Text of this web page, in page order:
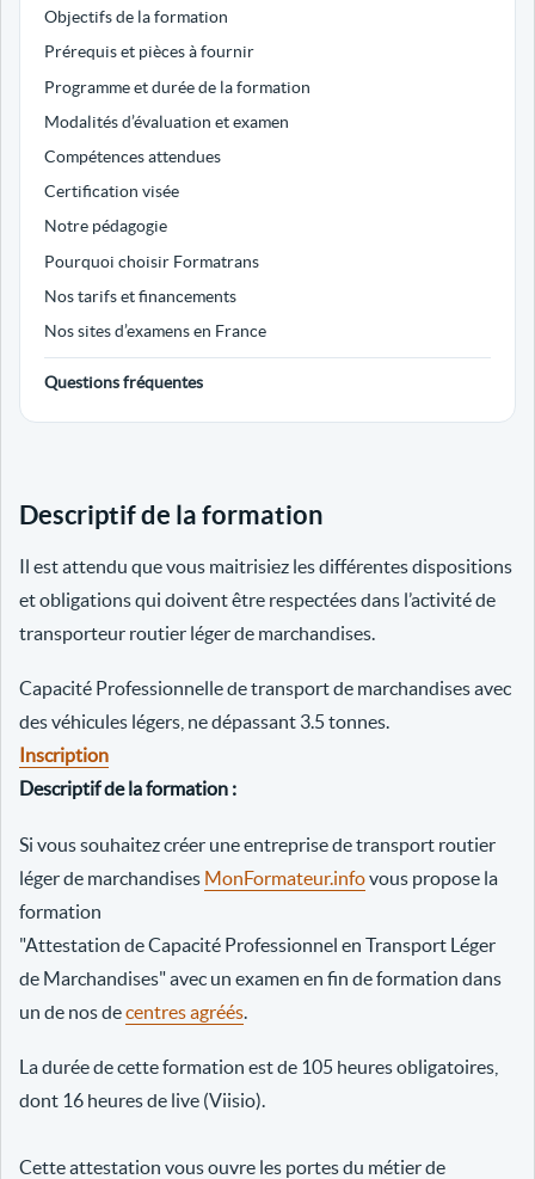
Objectifs de la formation
Prérequis et pièces à fournir
Programme et durée de la formation
Modalités d’évaluation et examen
Compétences attendues
Certification visée
Notre pédagogie
Pourquoi choisir Formatrans
Nos tarifs et financements
Nos sites d’examens en France
Questions fréquentes
Descriptif de la formation
Il est attendu que vous maitrisiez les différentes dispositions
et obligations qui doivent être respectées dans l’activité de
transporteur routier léger de marchandises.
Capacité Professionnelle de transport de marchandises avec
des véhicules légers, ne dépassant 3.5 tonnes.
Inscription
Descriptif de la formation :
Si vous souhaitez créer une entreprise de transport routier
léger de marchandises MonFormateur.infovous propose la
formation
"Attestation de Capacité Professionnel en Transport Léger
de Marchandises" avec un examen en fin de formation dans
un de nos decentres agréés
La durée de cette formation est de 105 heures obligatoires,
dont 16 heures de live (Viisio).
Cette attestation vous ouvre les portes du métier de